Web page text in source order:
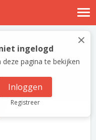
×
ingelogd
deze pagina te bekijken
Inloggen
Registreer